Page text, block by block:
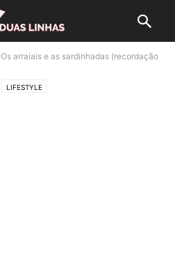
Os arraiais e as sardinhadas (recordação
LIFESTYLE